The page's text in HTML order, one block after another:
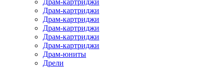
Драм-картриджи
Драм-картриджи
Драм-картриджи
Драм-картриджи
Драм-картриджи
Драм-юниты
Дрели